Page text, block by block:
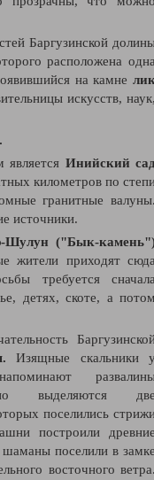
Баргузинской
расположена
на камне
искусств,
Инийский
километров по
гранитные
источники.
Шулун ("Бык-
жители приходят
требуется
детях, скоте, а
Изящные скальники
выделяются
поселились
построили
поселили в
восточного